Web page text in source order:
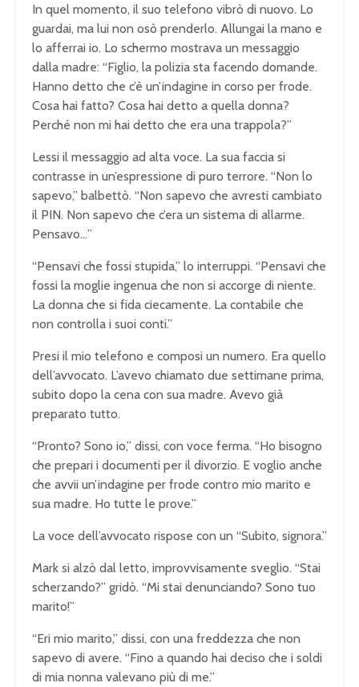
In quel momento, il suo telefono vibrò di nuovo. Lo
guardai, ma lui non osò prenderlo. Allungai la mano e
lo afferrai io. Lo schermo mostrava un messaggio
dalla madre: “Figlio, la polizia sta facendo domande.
Hanno detto che c’è un’indagine in corso per frode.
Cosa hai fatto? Cosa hai detto a quella donna?
Perché non mi hai detto che era una trappola?”
Lessi il messaggio ad alta voce. La sua faccia si
contrasse in un’espressione di puro terrore. “Non lo
sapevo,” balbettò. “Non sapevo che avresti cambiato
il PIN. Non sapevo che c’era un sistema di allarme.
Pensavo…”
“Pensavi che fossi stupida,” lo interruppi. “Pensavi che
fossi la moglie ingenua che non si accorge di niente.
La donna che si fida ciecamente. La contabile che
non controlla i suoi conti.”
Presi il mio telefono e composi un numero. Era quello
dell’avvocato. L’avevo chiamato due settimane prima,
subito dopo la cena con sua madre. Avevo già
preparato tutto.
“Pronto? Sono io,” dissi, con voce ferma. “Ho bisogno
che prepari i documenti per il divorzio. E voglio anche
che avvii un’indagine per frode contro mio marito e
sua madre. Ho tutte le prove.”
La voce dell’avvocato rispose con un “Subito, signora.”
Mark si alzò dal letto, improvvisamente sveglio. “Stai
scherzando?” gridò. “Mi stai denunciando? Sono tuo
marito!”
“Eri mio marito,” dissi, con una freddezza che non
sapevo di avere. “Fino a quando hai deciso che i soldi
di mia nonna valevano più di me.”